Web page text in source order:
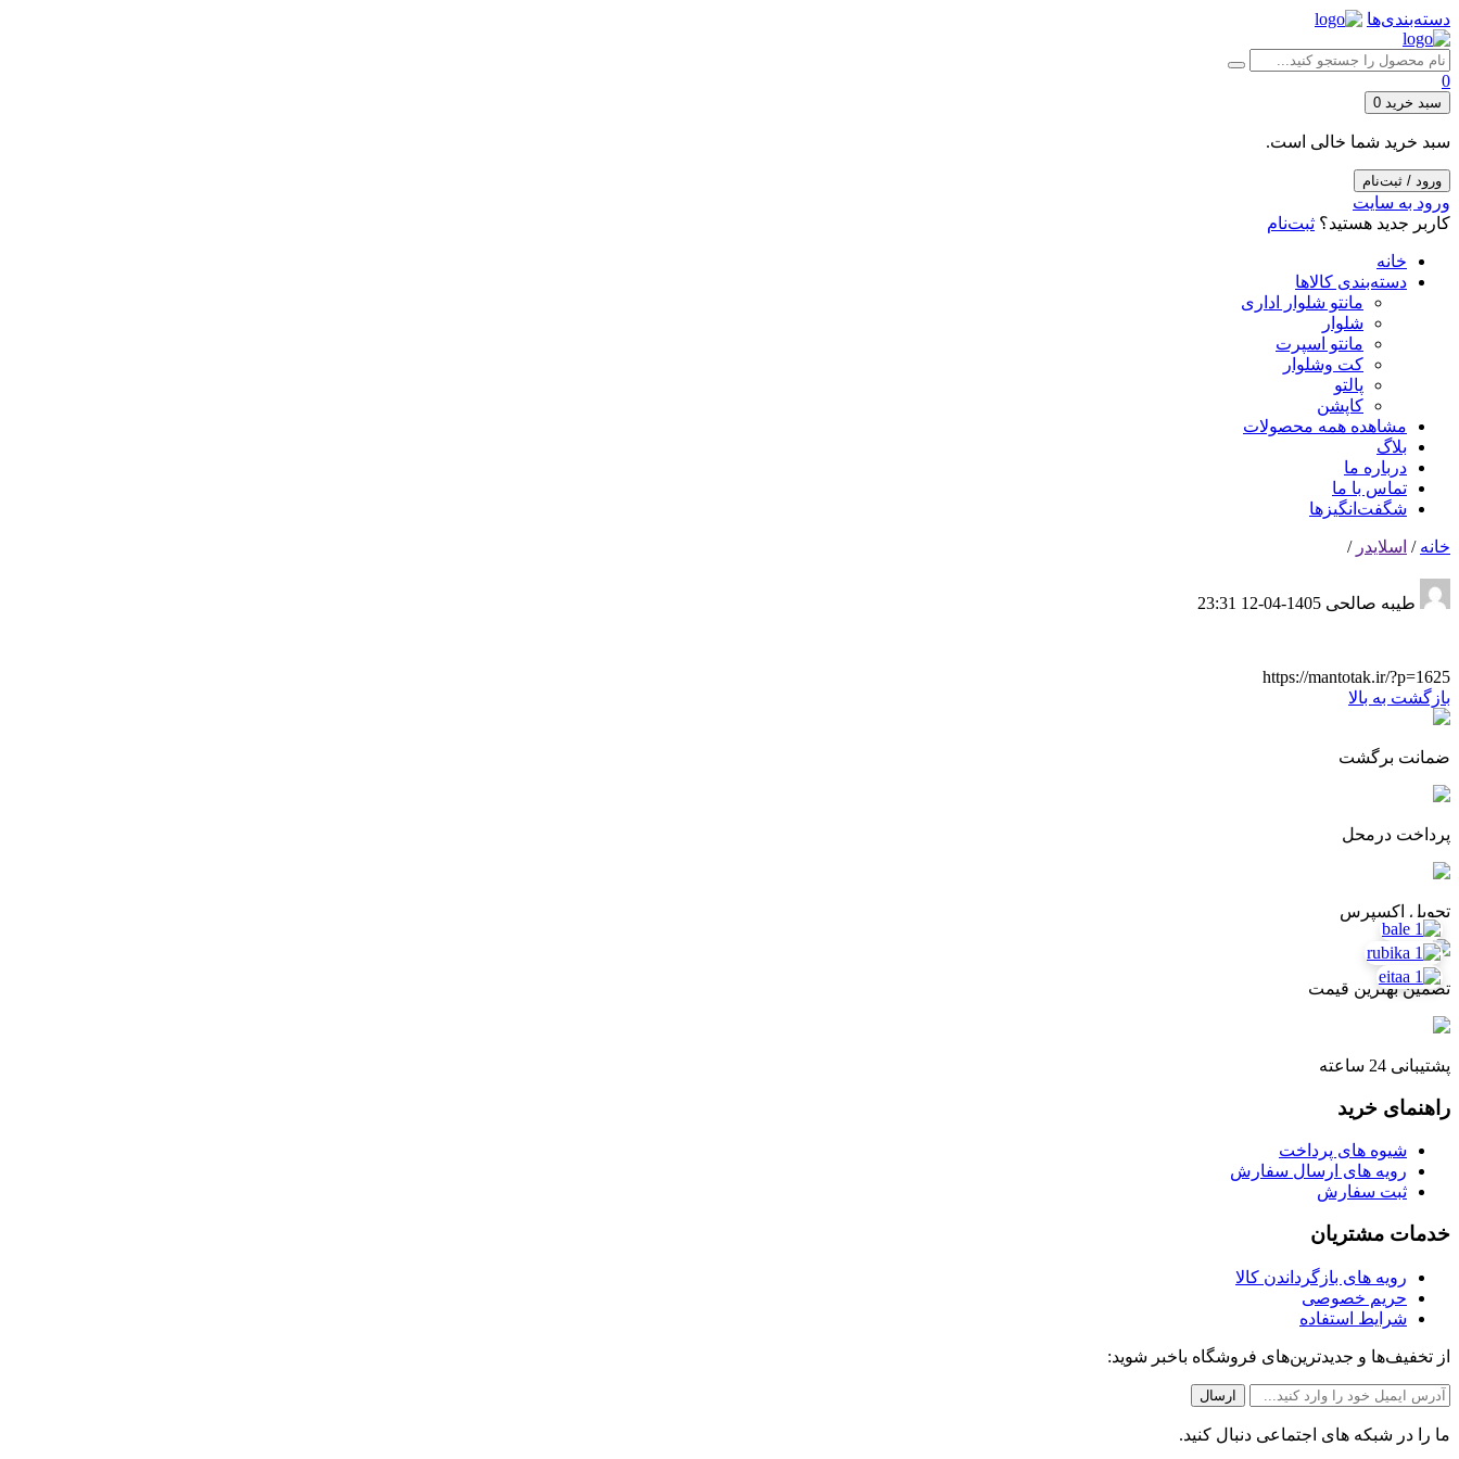
دسته‌بندی‌ها
0
سبد خرید 0
سبد خرید شما خالی است.
ورود / ثبت‌نام
ورود به سایت
کاربر جدید هستید؟ ثبت‌نام
خانه
دسته‌بندی کالاها
مانتو شلوار اداری
شلوار
مانتو اسپرت
کت وشلوار
پالتو
کاپشن
مشاهده همه محصولات
بلاگ
درباره ما
تماس با ما
شگفت‌انگیزها
خانه / اسلایدر /
طیبه صالحی 1405-04-12 23:31
https://mantotak.ir/?p=1625
بازگشت به بالا
ضمانت برگشت
پرداخت درمحل
تحویل اکسپرس
تضمین بهترین قیمت
پشتیبانی 24 ساعته
راهنمای خرید
شیوه های پرداخت
رویه های ارسال سفارش
ثبت سفارش
خدمات مشتریان
رویه های بازگرداندن کالا
حریم خصوصی
شرایط استفاده
از تخفیف‌ها و جدیدترین‌های فروشگاه باخبر شوید:
ما را در شبکه های اجتماعی دنبال کنید.